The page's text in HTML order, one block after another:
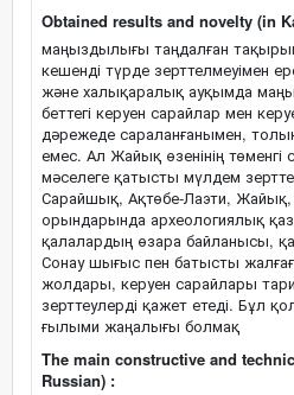
Obtained results and novelty (in
маңыздылығы таңдалған
кешенді түрде зерттелмеуімен
және халықаралық ауқымда
беттегі керуен сарайлар мен
дәрежеде сараланғанымен,
емес. Ал Жайық өзенінің төменгі
мәселеге қатысты мүлдем
Сарайшық, Ақтөбе-Лаэти,
орындарында археологиялық
қалалардың өзара байланысы,
Сонау шығыс пен батысты
жолдары, керуен сарайлары
зерттеулерді қажет етеді. Бұл
ғылыми жаңалығы болмақ
The main constructive and
Russian) :